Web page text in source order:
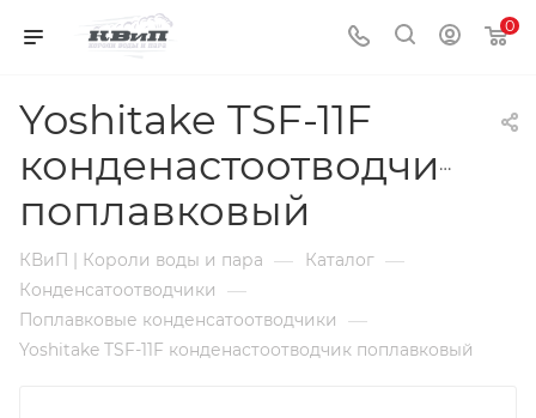
0
Yoshitake TSF-11F
конденастоотводчик
поплавковый
КВиП | Короли воды и пара — Каталог —
Конденсатоотводчики —
Поплавковые конденсатоотводчики —
Yoshitake TSF-11F конденастоотводчик поплавковый